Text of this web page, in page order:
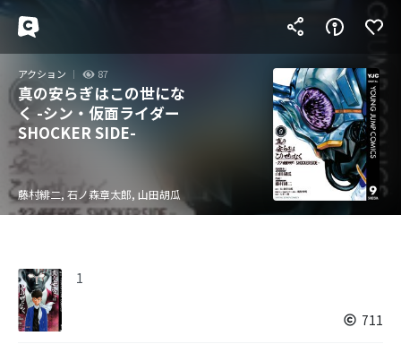
アクション 87
真の安らぎはこの世にな
く -シン・仮面ライダー
SHOCKER SIDE-
藤村緋二, 石ノ森章太郎, 山田胡瓜
1
711